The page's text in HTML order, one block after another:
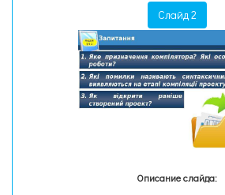
Слайд 2
Описание слайда: